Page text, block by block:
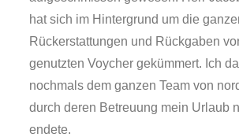
hat sich im Hintergrund um die
Rückerstattungen und Rückgaben
genutzten Voycher gekümmert. Ich
nochmals dem ganzen Team von
durch deren Betreuung mein Urlaub
endete.